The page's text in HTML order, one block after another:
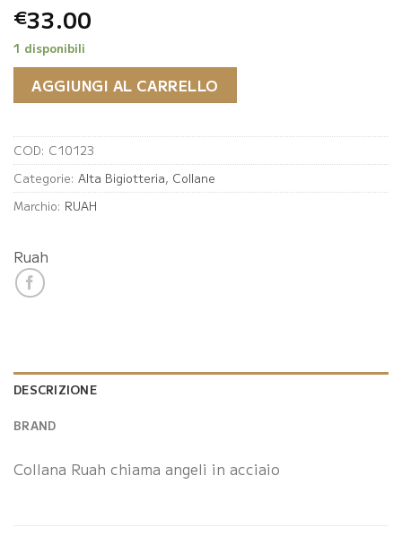
€33.00
1 disponibili
AGGIUNGI AL CARRELLO
COD: C10123
Categorie: Alta Bigiotteria, Collane
Marchio: RUAH
Ruah
DESCRIZIONE
BRAND
Collana Ruah chiama angeli in acciaio